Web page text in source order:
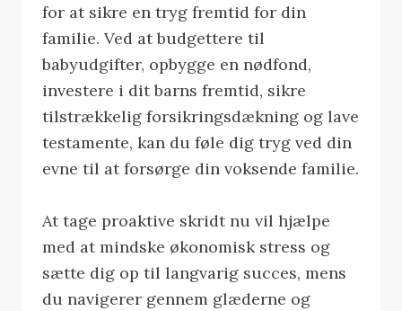
for at sikre en tryg fremtid for din
familie. Ved at budgettere til
babyudgifter, opbygge en nødfond,
investere i dit barns fremtid, sikre
tilstrækkelig forsikringsdækning og lave
testamente, kan du føle dig tryg ved din
evne til at forsørge din voksende familie.
At tage proaktive skridt nu vil hjælpe
med at mindske økonomisk stress og
sætte dig op til langvarig succes, mens
du navigerer gennem glæderne og